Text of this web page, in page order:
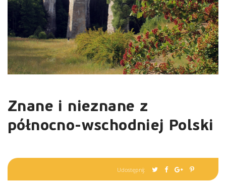
Znane i nieznane z
północno-wschodniej Polski
Udostępnij: